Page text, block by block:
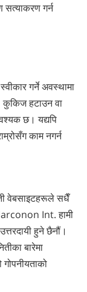
गर्न
गर्ने अवस्थामा
कुकिज हटाउन वा
छ। यद्यपि
काम नगर्न
वेबसाइटहरूले सधैँ
Int. हामी
हुने छैनौं।
बारेमा